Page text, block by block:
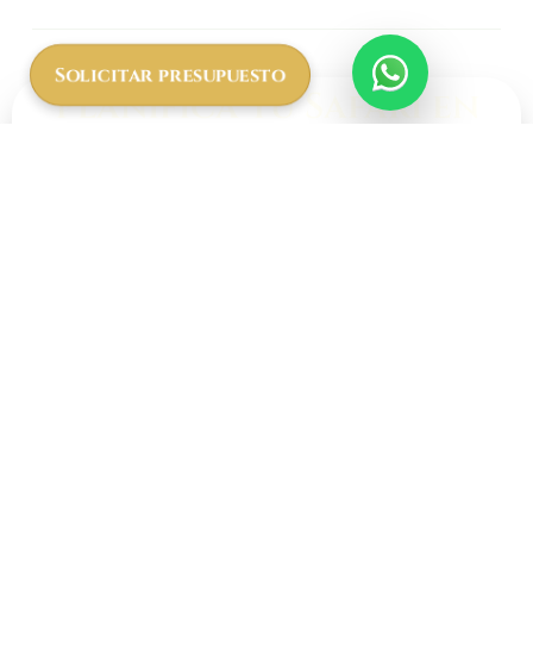
Planifica tu Safari en
Solicitar presupuesto